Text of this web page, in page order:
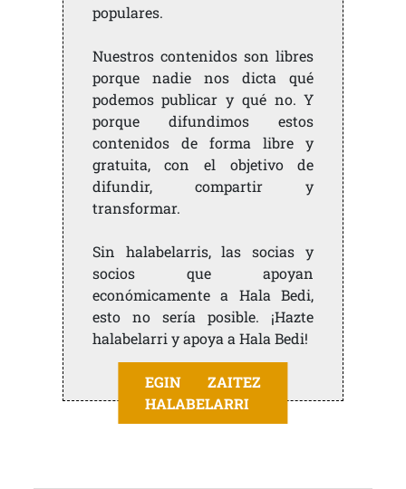
populares.
Nuestros contenidos son libres
porque nadie nos dicta qué
podemos publicar y qué no. Y
porque difundimos estos
contenidos de forma libre y
gratuita, con el objetivo de
difundir, compartir y
transformar.
Sin halabelarris, las socias y
socios que apoyan
económicamente a Hala Bedi,
esto no sería posible. ¡Hazte
halabelarri y apoya a Hala Bedi!
EGIN ZAITEZ
HALABELARRI